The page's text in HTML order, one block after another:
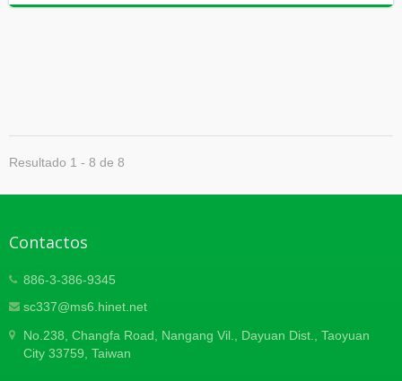
Resultado 1 - 8 de 8
Contactos
886-3-386-9345
sc337@ms6.hinet.net
No.238, Changfa Road, Nangang Vil., Dayuan Dist., Taoyuan
City 33759, Taiwan